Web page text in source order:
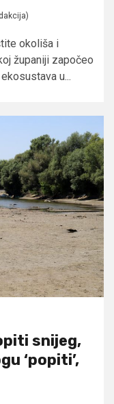
okoliša i
županiji započeo
u...
snijeg,
‘popiti’,